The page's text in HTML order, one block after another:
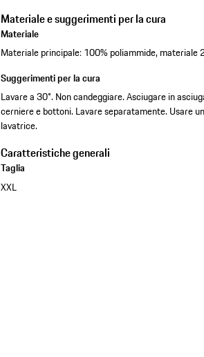
Materiale e suggerimenti per la cura
Materiale
Materiale principale: 100% poliammide,
Suggerimenti per la cura
Lavare a 30°. Non candeggiare. Asciugare in
cerniere e bottoni. Lavare separatamente. Usare
lavatrice.
Caratteristiche generali
Taglia
XXL